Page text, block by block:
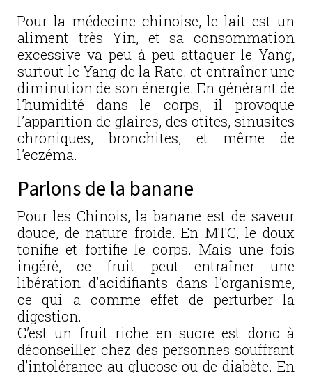
Pour la médecine chinoise, le lait est un
aliment très Yin, et sa consommation
excessive va peu à peu attaquer le Yang,
surtout le Yang de la Rate. et entraîner une
diminution de son énergie. En générant de
l’humidité dans le corps, il provoque
l’apparition de glaires, des otites, sinusites
chroniques, bronchites, et même de
l’eczéma.
Parlons de la banane
Pour les Chinois, la banane est de saveur
douce, de nature froide. En MTC, le doux
tonifie et fortifie le corps. Mais une fois
ingéré, ce fruit peut entraîner une
libération d’acidifiants dans l’organisme,
ce qui a comme effet de perturber la
digestion.
C’est un fruit riche en sucre est donc à
déconseiller chez des personnes souffrant
d’intolérance au glucose ou de diabète. En